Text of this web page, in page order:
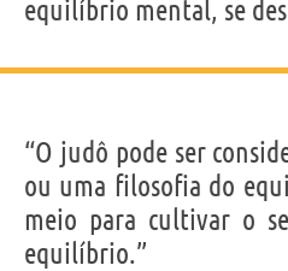
equilíbrio mental, se
“O judô pode ser
ou uma filosofia do
meio para cultivar o
equilíbrio.”